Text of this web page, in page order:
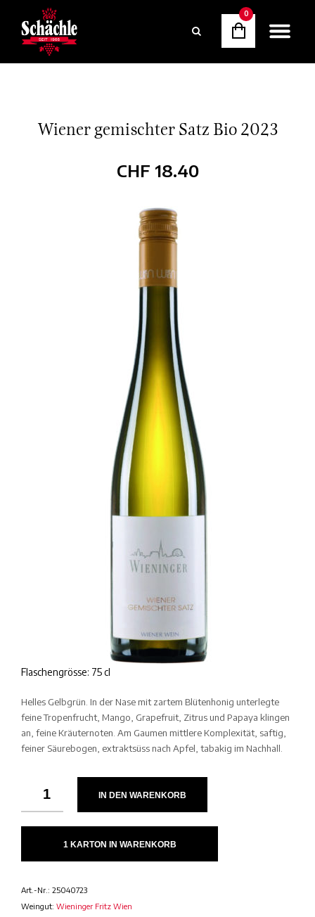
0
Wiener gemischter Satz Bio 2023
CHF 18.40
Flaschengrösse: 75 cl
Helles Gelbgrün. In der Nase mit zartem Blütenhonig unterlegte
feine Tropenfrucht, Mango, Grapefruit, Zitrus und Papaya klingen
an, feine Kräuternoten. Am Gaumen mittlere Komplexität, saftig,
feiner Säurebogen, extraktsüss nach Apfel, tabakig im Nachhall.
IN DEN WARENKORB
1 KARTON IN WARENKORB
Art.-Nr.: 25040723
Weingut: Wieninger Fritz Wien